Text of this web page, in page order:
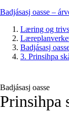
Badjásasj oasse –
Læring og
Badjásasj
3. Prinsihpa
Badjásasj oasse
Prinsihpa